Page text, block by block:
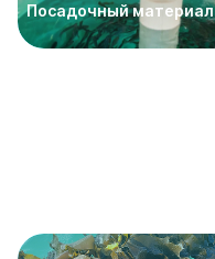
Посадочный материал